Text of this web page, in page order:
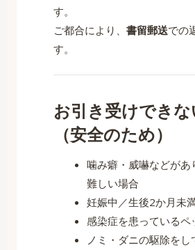
す。
ご都合により、 書留郵送での
す。
お引き受けでき
（安全のため）
噛み癖・威嚇などがあ
難しい場合
妊娠中／生後2か月未
感染症を患っているペ
ノミ・ダニの駆除をし